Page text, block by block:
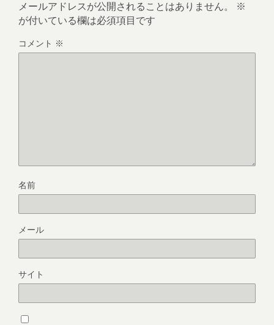
メールアドレスが公開されることはありません。
※
が付いている欄は必須項目です
コメント ※
名前
メール
サイト